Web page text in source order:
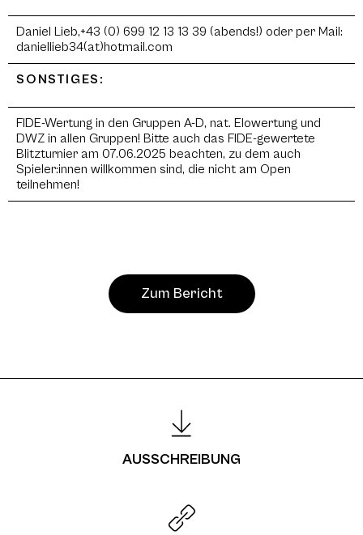
Daniel Lieb,+43 (0) 699 12 13 13 39 (abends!) oder per Mail:
daniellieb34(at)hotmail.com
SONSTIGES:
FIDE-Wertung in den Gruppen A-D, nat. Elowertung und
DWZ in allen Gruppen! Bitte auch das FIDE-gewertete
Blitzturnier am 07.06.2025 beachten, zu dem auch
Spieler:innen willkommen sind, die nicht am Open
teilnehmen!
Zum Bericht
AUSSCHREIBUNG